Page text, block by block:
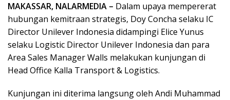
MAKASSAR, NALARMEDIA – Dalam upaya mempererat
hubungan kemitraan strategis, Doy Concha selaku IC
Director Unilever Indonesia didampingi Elice Yunus
selaku Logistic Director Unilever Indonesia dan para
Area Sales Manager Walls melakukan kunjungan di
Head Office Kalla Transport & Logistics.
Kunjungan ini diterima langsung oleh Andi Muhammad